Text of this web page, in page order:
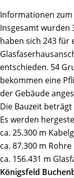
Informationen zum
Insgesamt wurden
haben sich 243 für
entschieden. 54
bekommen eine
der Gebäude
Die Bauzeit beträgt
Es werden
ca. 25.300 m
ca. 87.300 m
ca. 156.431 m
Königsfeld